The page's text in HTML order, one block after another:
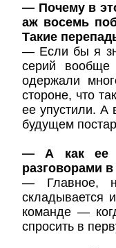
— Почему в
аж восемь
Такие
— Если бы я
серий
одержали
стороне, что
ее упустили. А
будущем
— А как ее
разговорами
— Главное,
складывается
команде —
спросить в